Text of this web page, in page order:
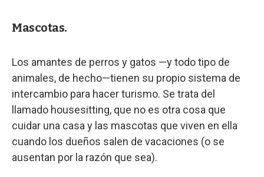
Mascotas.
Los amantes de perros y gatos —y todo tipo de
animales, de hecho—tienen su propio sistema de
intercambio para hacer turismo. Se trata del
llamado housesitting, que no es otra cosa que
cuidar una casa y las mascotas que viven en ella
cuando los dueños salen de vacaciones (o se
ausentan por la razón que sea).